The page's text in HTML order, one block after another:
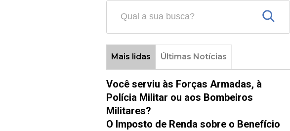
Mais lidas Últimas Notícias
Você serviu às Forças Armadas, à
Polícia Militar ou aos Bombeiros
Militares?
O Imposto de Renda sobre o Benefício